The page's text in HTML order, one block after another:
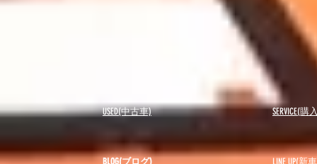
USED(中古車)
BLOG(ブログ)
SERVICE(
LINE UP(新